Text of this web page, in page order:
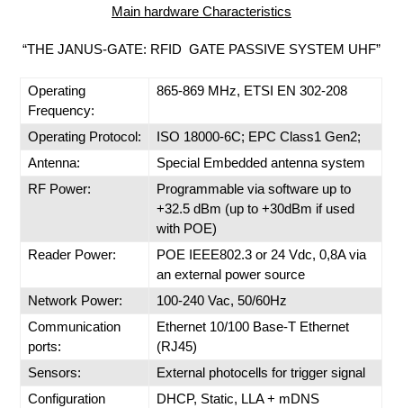
Main hardware Characteristics
“THE JANUS-GATE: RFID GATE PASSIVE SYSTEM UHF”
Operating
Frequency:
865-869 MHz, ETSI EN 302-208
Operating Protocol:
ISO 18000-6C; EPC Class1 Gen2;
Antenna:
Special Embedded antenna system
RF Power:
Programmable via software up to
+32.5 dBm (up to +30dBm if used
with POE)
Reader Power:
POE IEEE802.3 or 24 Vdc, 0,8A via
an external power source
Network Power:
100-240 Vac, 50/60Hz
Communication
ports:
Ethernet 10/100 Base-T Ethernet
(RJ45)
Sensors:
External photocells for trigger signal
Configuration
DHCP, Static, LLA + mDNS